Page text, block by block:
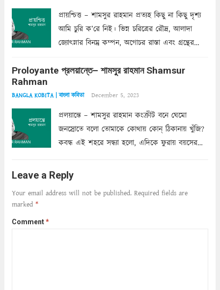
প্রায়শ্চিত্ত – শামসুর রাহমান প্রত্যহ কিছু না কিছু দৃশ্য
আমি চুরি ক’রে নিই। ভিন্ন চরিত্রের রৌদ্র, আলাদা
জ্যোৎস্নার বিনম্র কম্পন, অগোচর রাস্তা এবং গ্রন্থের
ছায়াচ্ছন্ন মোহন মিথুন মূর্তি, লোপামুদ্রা ভীষণ বিব্রত
Proloyante প্রলয়ান্তে– শামসুর রাহমান Shamsur
Rahman
BANGLA KOBITA | বাংলা কবিতা December 5, 2023
প্রলয়ান্তে – শামসুর রাহমান কংক্রীট বনে ঘেমো
জনস্রোতে বলো তোমাকে কোথায় কোন্‌ ঠিকানায় খুঁজি?
কবন্ধ এই শহরে সন্ধ্যা হলো, এদিকে ফুরায় বয়সের
আমার শরীরে সখ্য গড়ে, তোমার গহন ঊর্মিল যৌবন
আনে আশ্বন...
Leave a Reply
Your email address will not be published. Required fields are
marked *
Comment*